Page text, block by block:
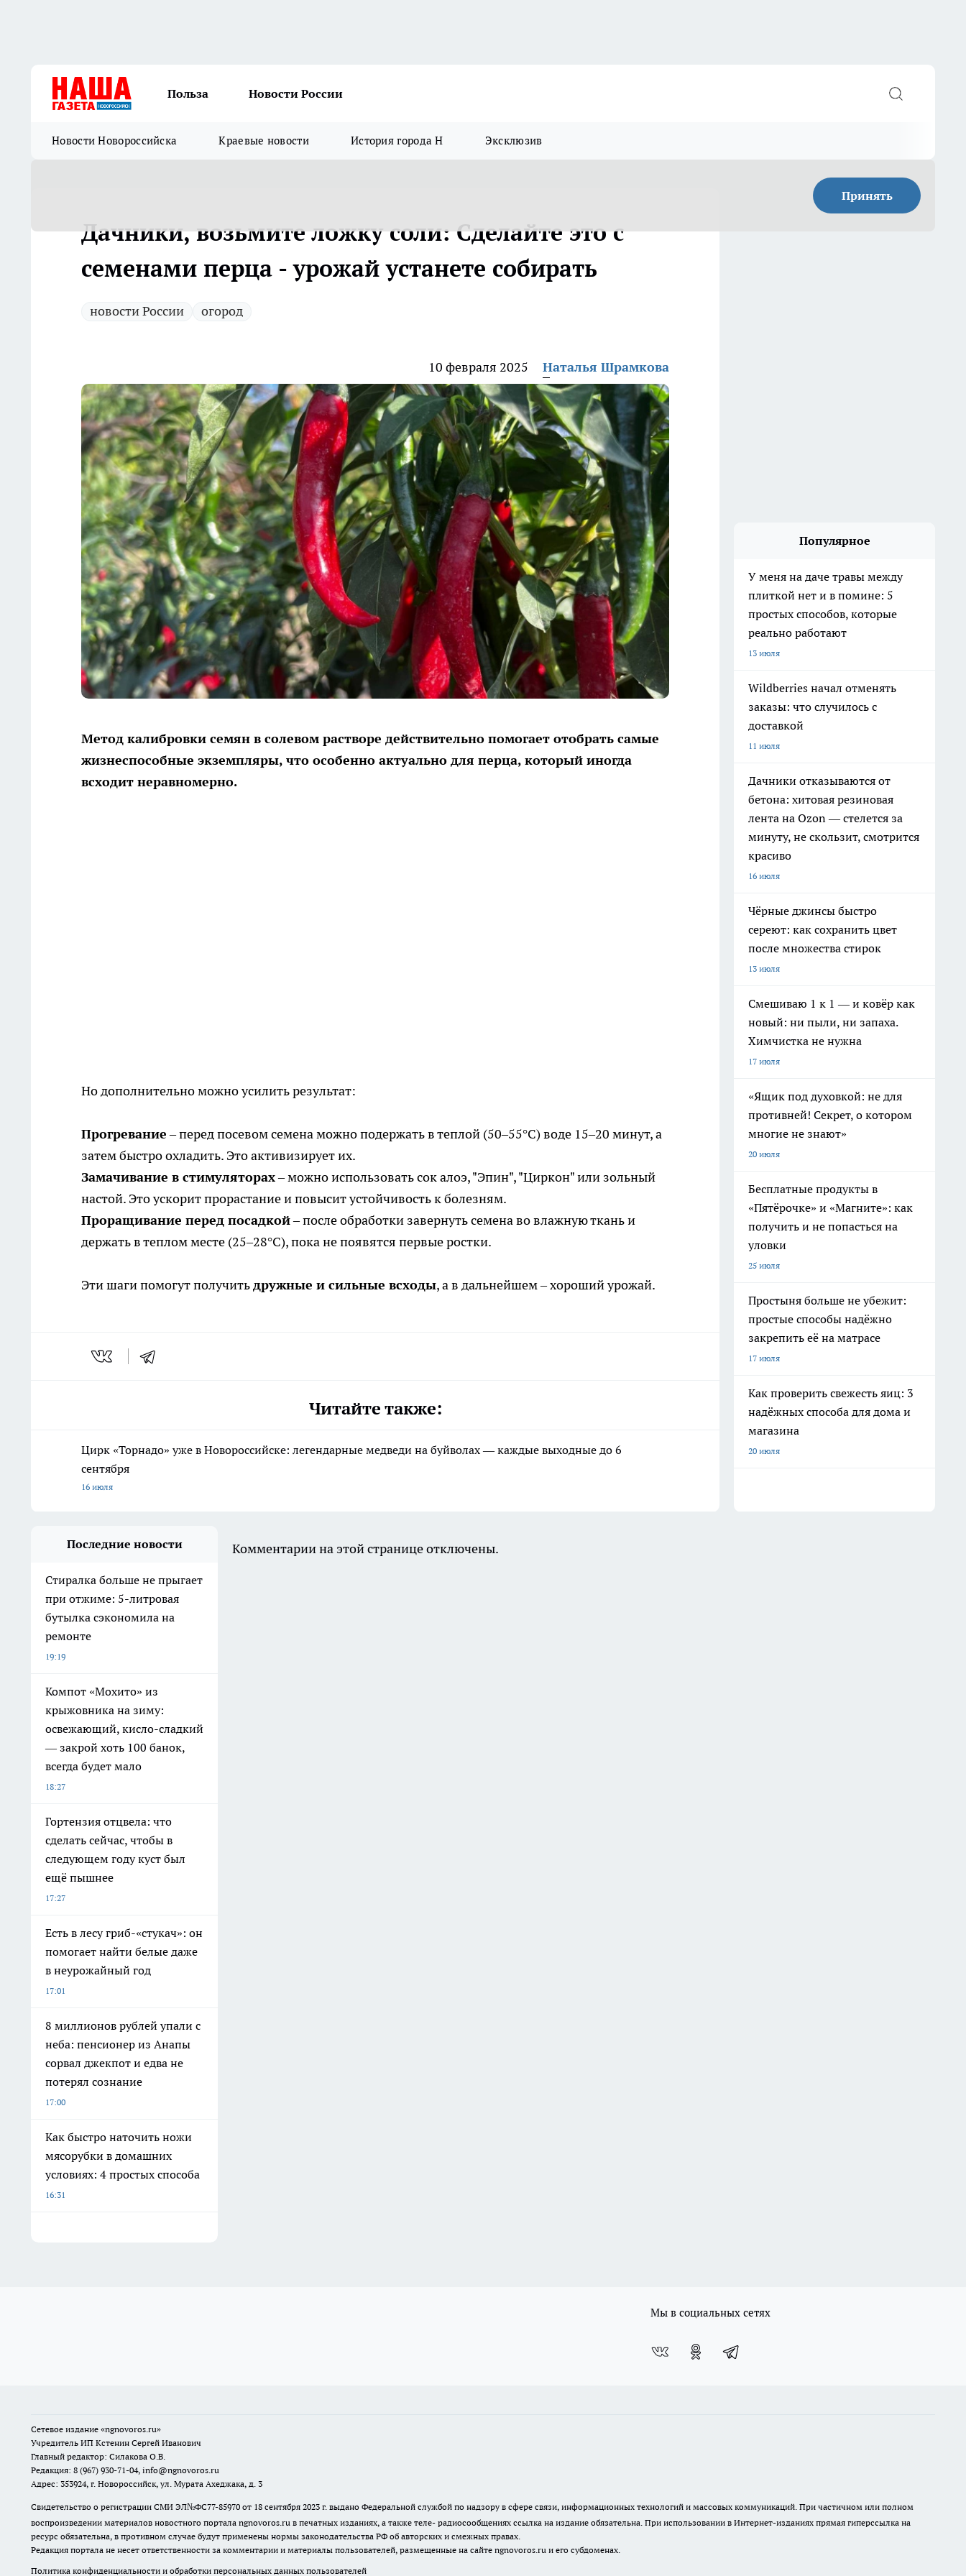
Польза Новости России
Новости Новороссийска Краевые новости История города Н Эксклюзив
Принять
Дачники, возьмите ложку соли: Сделайте это с
семенами перца - урожай устанете собирать
новости России огород
10 февраля 2025 Наталья Шрамкова
Метод калибровки семян в солевом растворе действительно помогает отобрать самые
жизнеспособные экземпляры, что особенно актуально для перца, который иногда
всходит неравномерно.
Но дополнительно можно усилить результат:
Прогревание– перед посевом семена можно подержать в теплой (50–55°C) воде 15–20 минут, а
затем быстро охладить. Это активизирует их.
Замачивание в стимуляторах– можно использовать сок алоэ, "Эпин", "Циркон" или зольный
настой. Это ускорит прорастание и повысит устойчивость к болезням.
Проращивание перед посадкой– после обработки завернуть семена во влажную ткань и
держать в теплом месте (25–28°C), пока не появятся первые ростки.
Эти шаги помогут получитьдружные и сильные всходы, а в дальнейшем – хороший урожай.
Читайте также:
Цирк «Торнадо» уже в Новороссийске: легендарные медведи на буйволах — каждые выходные до 6
сентября
16 июля
Популярное
У меня на даче травы между
плиткой нет и в помине: 5
простых способов, которые
реально работают
13 июля
Wildberries начал отменять
заказы: что случилось с
доставкой
11 июля
Дачники отказываются от
бетона: хитовая резиновая
лента на Ozon — стелется за
минуту, не скользит, смотрится
красиво
16 июля
Чёрные джинсы быстро
сереют: как сохранить цвет
после множества стирок
13 июля
Смешиваю 1 к 1 — и ковёр как
новый: ни пыли, ни запаха.
Химчистка не нужна
17 июля
«Ящик под духовкой: не для
противней! Секрет, о котором
многие не знают»
20 июля
Бесплатные продукты в
«Пятёрочке» и «Магните»: как
получить и не попасться на
уловки
25 июля
Простыня больше не убежит:
простые способы надёжно
закрепить её на матрасе
17 июля
Как проверить свежесть яиц: 3
надёжных способа для дома и
магазина
20 июля
Последние новости
Стиралка больше не прыгает
при отжиме: 5-литровая
бутылка сэкономила на
ремонте
19:19
Компот «Мохито» из
крыжовника на зиму:
освежающий, кисло-сладкий
— закрой хоть 100 банок,
всегда будет мало
18:27
Гортензия отцвела: что
сделать сейчас, чтобы в
следующем году куст был
ещё пышнее
17:27
Есть в лесу гриб-«стукач»: он
помогает найти белые даже
в неурожайный год
17:01
8 миллионов рублей упали с
неба: пенсионер из Анапы
сорвал джекпот и едва не
потерял сознание
17:00
Как быстро наточить ножи
мясорубки в домашних
условиях: 4 простых способа
16:31
Комментарии на этой странице отключены.
Мы в социальных сетях
Сетевое издание «ngnovoros.ru»
Учредитель ИП Кстенин Сергей Иванович
Главный редактор: Силакова О.В.
Редакция: 8 (967) 930-71-04, info@ngnovoros.ru
Адрес: 353924, г. Новороссийск, ул. Мурата Ахеджака, д. 3
Свидетельство о регистрации СМИ ЭЛ№ФС77-85970 от 18 сентября 2023 г. выдано Федеральной службой по надзору в сфере связи, информационных технологий и массовых коммуникаций. При частичном или полном
воспроизведении материалов новостного портала ngnovoros.ru в печатных изданиях, а также теле- радиосообщениях ссылка на издание обязательна. При использовании в Интернет-изданиях прямая гиперссылка на
ресурс обязательна, в противном случае будут применены нормы законодательства РФ об авторских и смежных правах.
Редакция портала не несет ответственности за комментарии и материалы пользователей, размещенные на сайте ngnovoros.ru и его субдоменах.
Политика конфиденциальности и обработки персональных данных пользователей